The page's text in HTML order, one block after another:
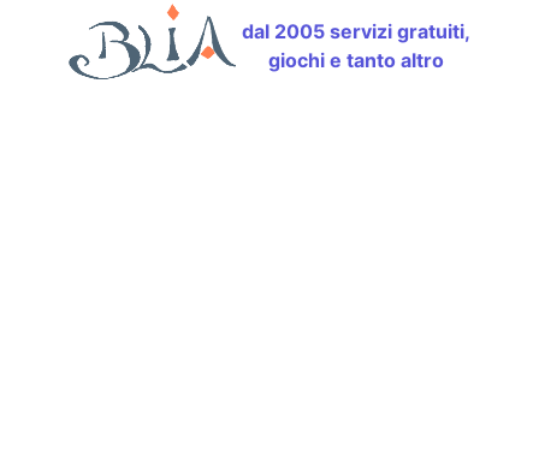
dal 2005 servizi gratuiti,
giochi e tanto altro